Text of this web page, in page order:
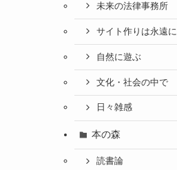
未来の法律事務所
サイト作りは永遠に
自然に遊ぶ
文化・社会の中で
日々雑感
本の森
読書論